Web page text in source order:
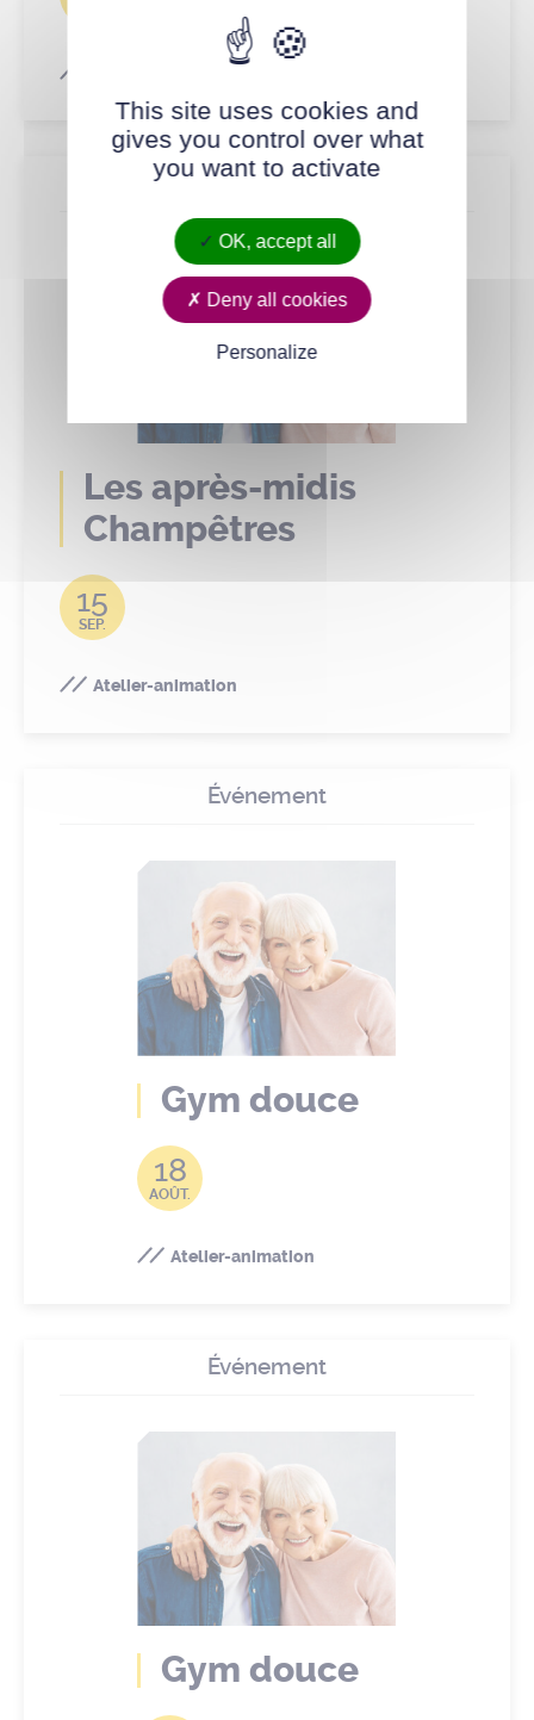
Les après-midis
Champêtres
15
SEP.
Atelier-animation
Événement
Gym douce
18
AOÛT.
Atelier-animation
Événement
Gym douce
Événement
This site uses cookies and
gives you control over what
you want to activate
OK, accept all
Deny all cookies
Personalize